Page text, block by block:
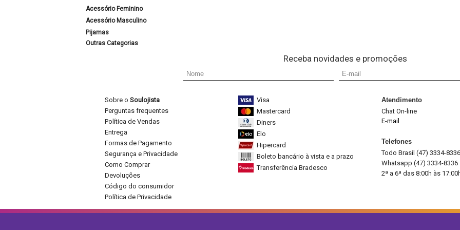
Acessório Feminino
Acessório Masculino
Pijamas
Outras Categorias
Receba novidades e promoções
Sobre o Soulojista
Perguntas frequentes
Política de Vendas
Entrega
Formas de Pagamento
Segurança e Privacidade
Como Comprar
Devoluções
Código do consumidor
Política de Privacidade
Visa
Mastercard
Diners
Elo
Hipercard
Boleto bancário à vista e a prazo
Transferência Bradesco
Atendimento
Chat On-line
E-mail
Telefones
Todo Brasil (47) 3334-8336
Whatsapp (47) 3334-8336
2ª a 6ª das 8:00h às